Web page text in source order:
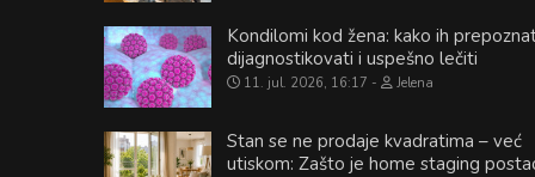
Kondilomi kod žena: kako ih
dijagnostikovati i uspešno lečiti
11. jul. 2026, 16:17 Jelena
Stan se ne prodaje kvadratima – već
utiskom: Zašto je home staging